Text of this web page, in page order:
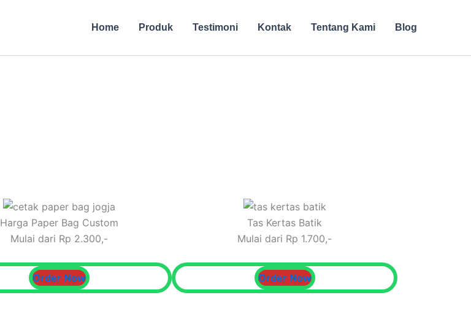
Home Produk Testimoni Kontak Tentang Kami Blog
Harga Paper Bag Custom
Mulai dari Rp 2.300,-
Order Now
Tas Kertas Batik
Mulai dari Rp 1.700,-
Order Now